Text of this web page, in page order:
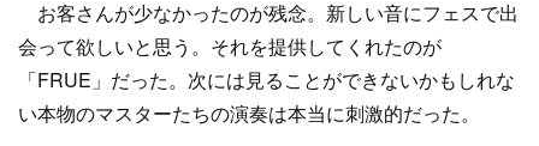
お客さんが少なかったのが残念。新しい音にフェスで出
会って欲しいと思う。それを提供してくれたのが
「FRUE」だった。次には見ることができないかもしれな
い本物のマスターたちの演奏は本当に刺激的だった。